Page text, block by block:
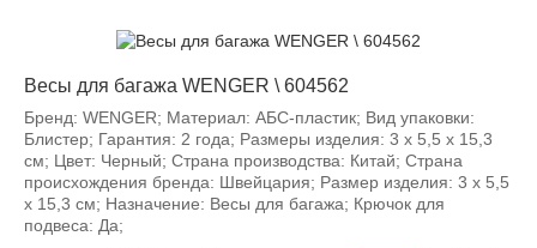
Весы для багажа WENGER \ 604562
Бренд: WENGER; Материал: АБС-пластик; Вид упаковки:
Блистер; Гарантия: 2 года; Размеры изделия: 3 x 5,5 x 15,3
см; Цвет: Черный; Страна производства: Китай; Страна
происхождения бренда: Швейцария; Размер изделия: 3 x 5,5
x 15,3 см; Назначение: Весы для багажа; Крючок для
подвеса: Да;
-12%